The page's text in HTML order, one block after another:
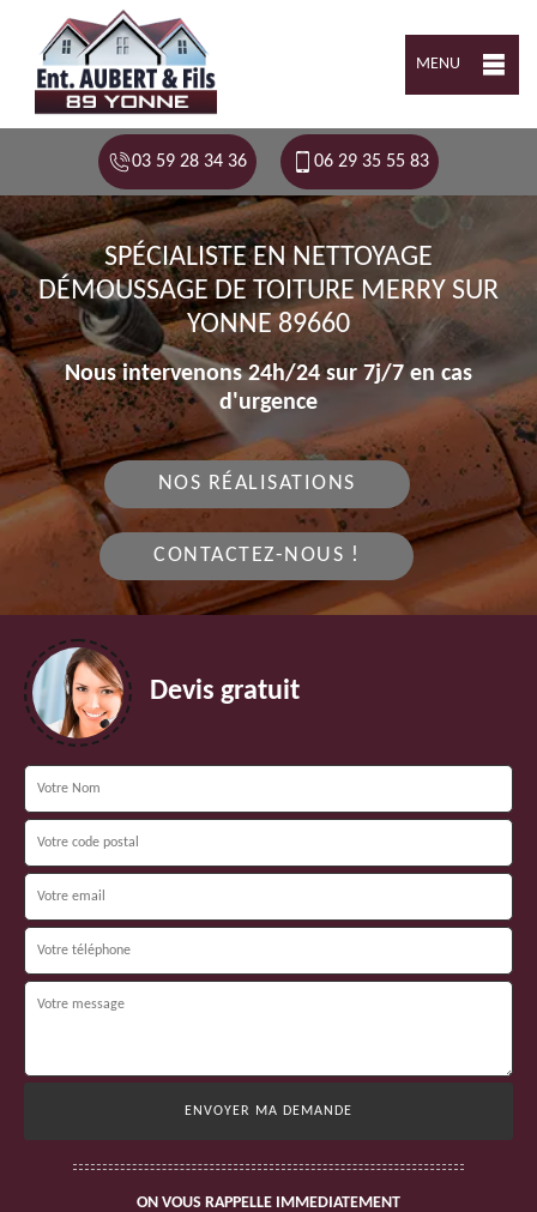
MENU
03 59 28 34 36 06 29 35 55 83
SPÉCIALISTE EN NETTOYAGE
DÉMOUSSAGE DE TOITURE MERRY SUR
YONNE 89660
Nous intervenons 24h/24 sur 7j/7 en cas
d'urgence
NOS RÉALISATIONS
CONTACTEZ-NOUS !
Devis gratuit
ON VOUS RAPPELLE IMMEDIATEMENT